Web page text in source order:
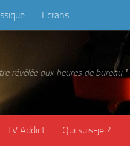
Ecrans
révélée aux heures de
TV Addict Qui suis-je ?